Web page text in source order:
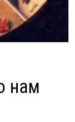
нам